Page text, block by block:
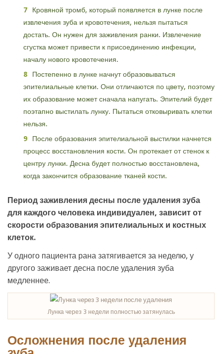
Кровяной тромб, который появляется в лунке после
извлечения зуба и кровотечения, нельзя пытаться
достать. Он нужен для заживления ранки. Извлечение
сгустка может привести к присоединению инфекции,
началу нового кровотечения.
Постепенно в лунке начнут образовываться
эпителиальные клетки. Они отличаются по цвету, поэтому
их образование может сначала напугать. Эпителий будет
поэтапно выстилать лунку. Пытаться отковыривать клетки
нельзя.
После образования эпителиальной выстилки начнется
процесс восстановления кости. Он протекает от стенок к
центру лунки. Десна будет полностью восстановлена,
когда закончится образование тканей кости.
Период заживления десны после удаления зуба
для каждого человека индивидуален, зависит от
скорости образования эпителиальных и костных
клеток.
У одного пациента рана затягивается за неделю, у
другого заживает десна после удаления зуба
медленнее.
Лунка через 3 недели полностью затянулась
Осложнения после удаления